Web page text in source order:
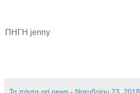
ΠΗΓΗ jenny
Τα πάντα ρεί news - Νοεμβρίου 23, 2018